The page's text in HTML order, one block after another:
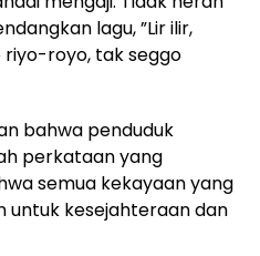
lagu, ”Lir ilir,
riyo-royo, tak seggo
bahwa penduduk
perkataan yang
semua kekayaan yang
untuk kesejahteraan dan